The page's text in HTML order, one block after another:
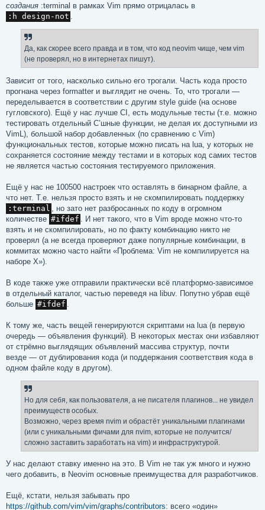
создания :terminal в рамках Vim прямо отрицалась в
:h design-not
Да, как скорее всего правда и в том, что код neovim чище, чем vim
(не проверял, но в интернетах пишут).
Зависит от того, насколько сильно его трогали. Часть кода просто
прогнана через formatter и выглядит не очень. То, что трогали —
переделывается в соответствии с другим style guide (на основе
гугловского). Ещё у нас лучше CI, есть модульные тесты (т.е. можно
тестировать отдельный C’шные функции, не делая их доступными из
VimL), большой набор добавленных (по сравнению с Vim)
функциональных тестов, которые можно писать на lua, у которых не
сохраняется состояние между тестами и в которых код самих тестов
не является частью состояния тестируемого приложения.
Ещё у нас не 100500 настроек что оставлять в бинарном файле, а
что нет. Т.е. нельзя просто взять и не скомпилировать поддержку
:terminal
, но зато нет разбросанных по коду в огромном
количестве #ifdef
. И нет такого, что в Vim вроде можно что‐то
взять и не скомпилировать, но по факту комбинацию никто не
проверял (а не всегда проверяют даже популярные комбинации, в
коммитах можно часто найти «Проблема: Vim не компилируется на
наборе X»).
В коде также уже отправили практически всё платформо‐зависимое
в отдельный каталог, частью переведя на libuv. Попутно убрав ещё
больше #ifdef
К тому же, часть вещей генерируются скриптами на lua (в первую
очередь — объявления функций). В некоторых местах они избавляют
от стрёмно выглядящих объявлений массива структур, почти
везде — от дублирования кода (и поддержания соответствия кода в
одном файле коду в другом).
Но для себя, как пользователя, а не писателя плагинов... не увидел
преимуществ особых.
Возможно, через время nvim и обрастёт уникальными плагинами
(или с уникальными фичами для nvim, которые не получится/
сложно заставить заработать на vim) и инфраструктурой.
У нас делают ставку именно на это. В Vim не так уж много и нужно
чего добавить, в Neovim основные преимущества для разработчиков.
Ещё, кстати, нельзя забывать про
https://github.com/vim/vim/graphs/contributors: всего «один»